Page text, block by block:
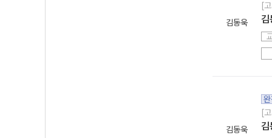
김동욱
[
김동욱
[